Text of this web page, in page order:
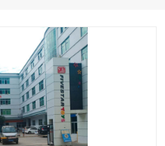
马路标线
道路划线